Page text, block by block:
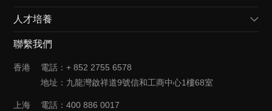
企業歷程
聯繫方式
解決方案
合作機會
企業新聞
行業新聞
產品新聞
人才培養
招聘信息
加入我們
聯繫我們
香港
電話：+ 852 2755 6578
地址：九龍灣啟祥道9號信和工商中心1樓68室
上海
電話：400 886 0017